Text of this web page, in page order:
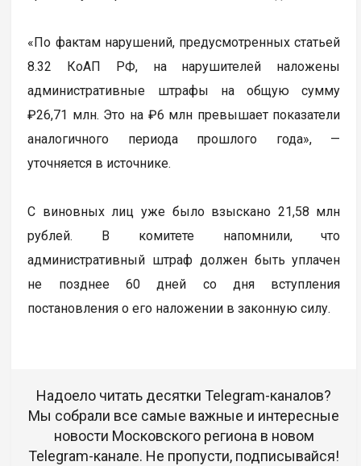
«По фактам нарушений, предусмотренных статьей
8.32 КоАП РФ, на нарушителей наложены
административные штрафы на общую сумму
₽26,71 млн. Это на ₽6 млн превышает показатели
аналогичного периода прошлого года», —
уточняется в источнике.
С виновных лиц уже было взыскано 21,58 млн
рублей. В комитете напомнили, что
административный штраф должен быть уплачен
не позднее 60 дней со дня вступления
постановления о его наложении в законную силу.
Надоело читать десятки Telegram-каналов?
Мы собрали все самые важные и интересные
новости Московского региона в новом
Telegram-канале. Не пропусти, подписывайся!